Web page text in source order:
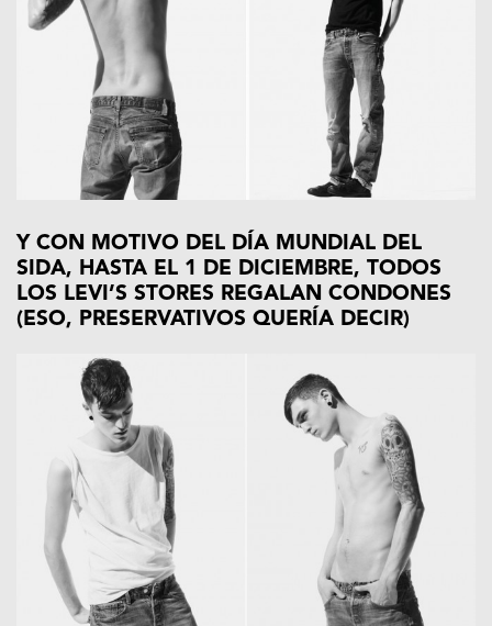
Y CON MOTIVO DEL DÍA MUNDIAL DEL
SIDA, HASTA EL 1 DE DICIEMBRE, TODOS
LOS LEVI’S STORES REGALAN CONDONES
(ESO, PRESERVATIVOS QUERÍA DECIR)